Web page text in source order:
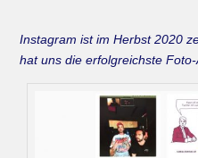
Instagram ist im Herbst 2020
hat uns die erfolgreichste